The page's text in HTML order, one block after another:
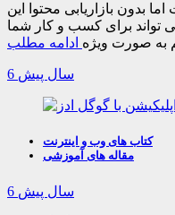
بدون بازاریابی محتوا این
تواند برای کسب و کار شما
به صورت ویژه ادامه مطلب
6 سال پیش
کتاب های وب و اینترنت
مقاله های آموزشی
6 سال پیش